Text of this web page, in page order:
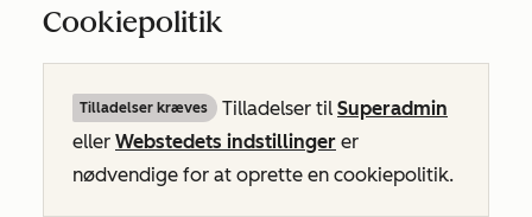
Cookiepolitik
Tilladelser kræves Tilladelser til Superadmin
eller Webstedets indstillinger er
nødvendige for at oprette en cookiepolitik.